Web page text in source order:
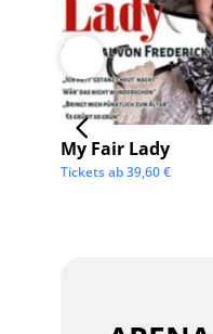
My Fair Lady
Tickets ab39,60€